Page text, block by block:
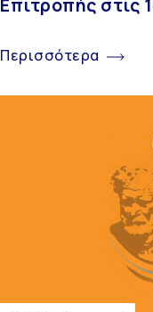
Περισσότερα